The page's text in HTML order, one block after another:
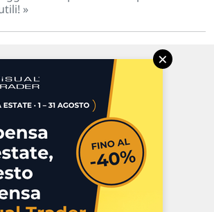
»
47923 Rimini
P.IVA 02 452 460 401
Chi siamo
Commenti e segnalazioni
Contattaci
×